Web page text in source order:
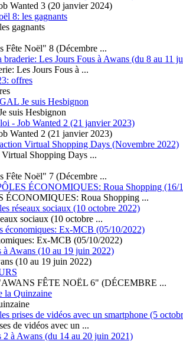
Wanted 3 (20 janvier 2024)
gagnants
Fête Noël" 8 (Décembre ...
Les Jours Fous à ...
suis Hesbignon
Wanted 2 (21 janvier 2023)
Shopping Days ...
Fête Noël" 7 (Décembre ...
ÉCONOMIQUES: Roua Shopping ...
sociaux (10 octobre ...
Ex-MCB (05/10/2022)
(10 au 19 juin 2022)
FÊTE NOËL 6" (DÉCEMBRE ...
de vidéos avec un ...